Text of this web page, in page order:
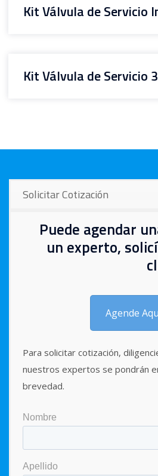
Kit Válvula de Servicio
Solicitar Cotización
Puede agendar
un experto,
Agende
Para solicitar cotización,
nuestros expertos se pondrán
brevedad.